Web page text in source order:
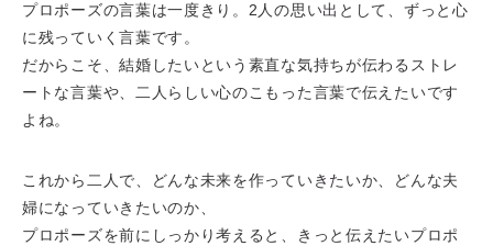
プロポーズの⾔葉は⼀度きり。2⼈の思い出として、ずっと心
に残っていく⾔葉です。
だからこそ、結婚したいという素直な気持ちが伝わるストレ
ートな言葉や、二人らしい心のこもった言葉で伝えたいです
よね。
これから二人で、どんな未来を作っていきたいか、どんな夫
婦になっていきたいのか、
プロポーズを前にしっかり考えると、きっと伝えたいプロポ